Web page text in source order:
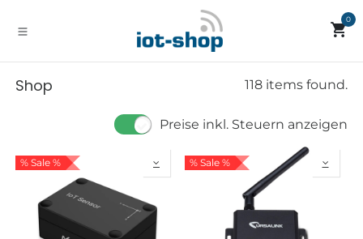
0
Shop 118 items found.
Preise inkl. Steuern anzeigen
% Sale % % Sale %